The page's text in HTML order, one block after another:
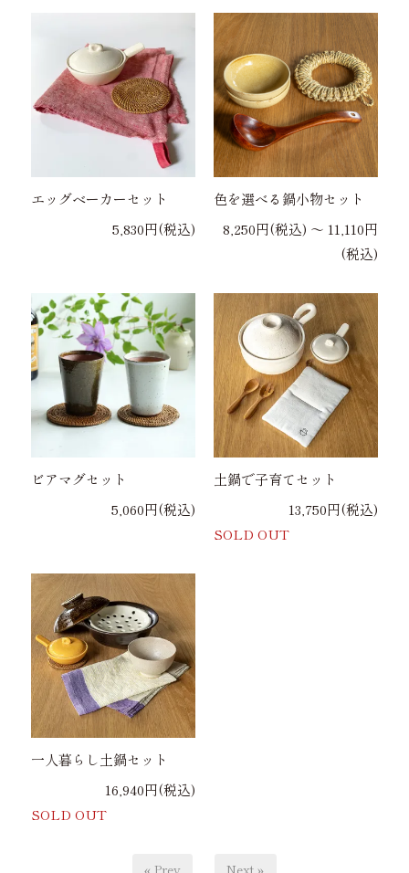
エッグベーカーセット
5,830円(税込)
色を選べる鍋小物セット
8,250円(税込) 〜 11,110円
(税込)
ビアマグセット
5,060円(税込)
土鍋で子育てセット
13,750円(税込)
SOLD OUT
一人暮らし土鍋セット
16,940円(税込)
SOLD OUT